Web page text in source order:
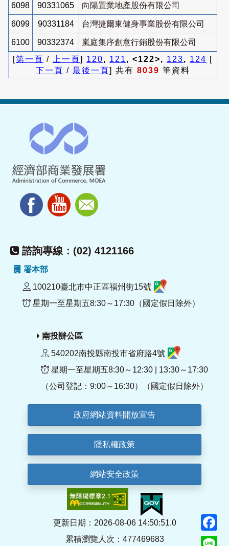
6098 90331065 向陽置業地產股份有限公司
6099 90331184 台灣捷爾東健身事業股份有限公司
6100 90332374
嵐庭集序創意行銷股份有限公司
[第一頁 / 上一頁] 120, 121 , <122>, 123, 124 [
下一頁 / 最後一頁] 共有 8039 筆資料
諮詢專線：(02) 4121166
署本部
100210臺北市中正區福州街15號
星期一至星期五8:30～17:30（國定假日除外）
南投辦公區
540202南投縣南投市省府路4號
星期一至星期五8:30～12:30 | 13:30～17:30
（公司登記：9:00～16:30）（國定假日除外）
政府網站資料開放宣告
隱私權政策
網站安全政策
更新日期：2026-08-06 14:50:51.0
累積瀏覽人次：477469683